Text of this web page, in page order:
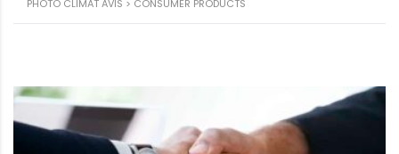
PHOTO CLIMAT AVIS > CONSUMER PRODUCTS